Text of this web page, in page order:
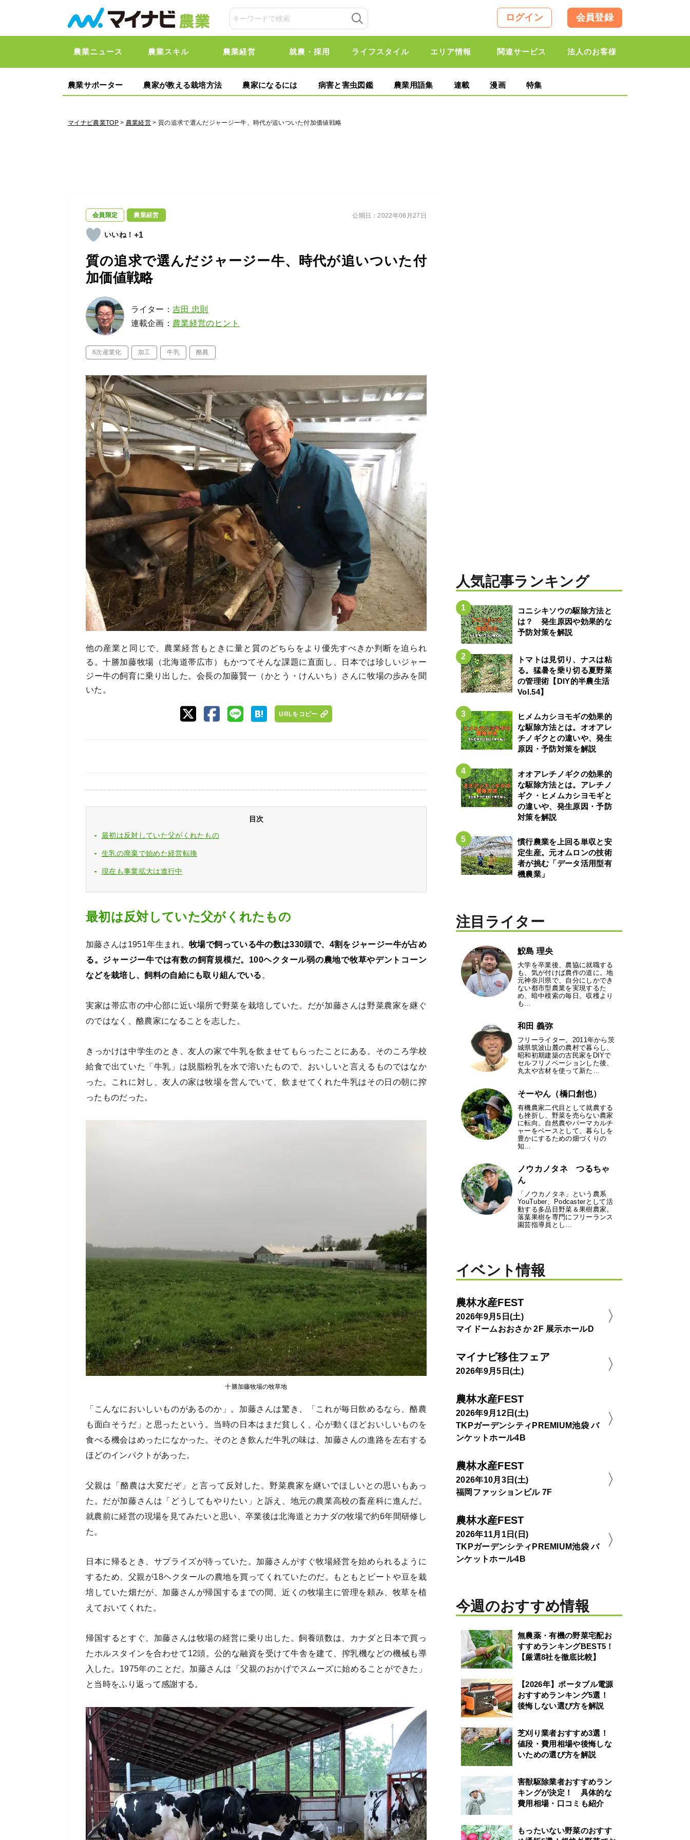
ログイン 会員登録
農業ニュース 農業スキル 農業経営 就農・採用 ライフスタイル エリア情報 関連サービス 法人のお客様
農業サポーター 農家が教える栽培方法 農家になるには 病害と害虫図鑑 農業用語集 連載 漫画 特集
マイナビ農業TOP> 農業経営 > 質の追求で選んだジャージー牛、時代が追いついた付加価値戦略
会員限定 農業経営
+1
質の追求で選んだジャージー牛、時代が追いついた付
加価値戦略
ライター：吉田 忠則
連載企画： 農業経営のヒント
6次産業化 加工 牛乳 酪農
公開日：2022年06月27日
他の産業と同じで、農業経営もときに量と質のどちらをより優先すべきか判断を迫られ
る。十勝加藤牧場（北海道帯広市）もかつてそんな課題に直面し、日本では珍しいジャー
ジー牛の飼育に乗り出した。会長の加藤賢一（かとう・けんいち）さんに牧場の歩みを聞
いた。
URLをコピー
目次
最初は反対していた父がくれたもの
生乳の廃棄で始めた経営転換
現在も事業拡大は進行中
最初は反対していた父がくれたもの
加藤さんは1951年生まれ。牧場で飼っている牛の数は330頭で、4割をジャージー牛が占め
る。ジャージー牛では有数の飼育規模だ。100ヘクタール弱の農地で牧草やデントコーン
などを栽培し、飼料の自給にも取り組んでいる。
実家は帯広市の中心部に近い場所で野菜を栽培していた。だが加藤さんは野菜農家を継ぐ
のではなく、酪農家になることを志した。
きっかけは中学生のとき、友人の家で牛乳を飲ませてもらったことにある。そのころ学校
給食で出ていた「牛乳」は脱脂粉乳を水で溶いたもので、おいしいと言えるものではなか
った。これに対し、友人の家は牧場を営んでいて、飲ませてくれた牛乳はその日の朝に搾
ったものだった。
十勝加藤牧場の牧草地
「こんなにおいしいものがあるのか」。加藤さんは驚き、「これが毎日飲めるなら、酪農
も面白そうだ」と思ったという。当時の日本はまだ貧しく、心が動くほどおいしいものを
食べる機会はめったになかった。そのとき飲んだ牛乳の味は、加藤さんの進路を左右する
ほどのインパクトがあった。
父親は「酪農は大変だぞ」と言って反対した。野菜農家を継いでほしいとの思いもあっ
た。だが加藤さんは「どうしてもやりたい」と訴え、地元の農業高校の畜産科に進んだ。
就農前に経営の現場を見てみたいと思い、卒業後は北海道とカナダの牧場で約6年間研修し
た。
日本に帰るとき、サプライズが待っていた。加藤さんがすぐ牧場経営を始められるように
するため、父親が18ヘクタールの農地を買ってくれていたのだ。もともとビートや豆を栽
培していた畑だが、加藤さんが帰国するまでの間、近くの牧場主に管理を頼み、牧草を植
えておいてくれた。
帰国するとすぐ、加藤さんは牧場の経営に乗り出した。飼養頭数は、カナダと日本で買っ
たホルスタインを合わせて12頭。公的な融資を受けて牛舎を建て、搾乳機などの機械も導
入した。1975年のことだ。加藤さんは「父親のおかげでスムーズに始めることができた」
と当時をふり返って感謝する。
人気記事ランキング
コニシキソウの駆除方法と
は？ 発生原因や効果的な
予防対策を解説
トマトは見切り、ナスは粘
る。猛暑を乗り切る夏野菜
の管理術【DIY的半農生活
Vol.54】
ヒメムカシヨモギの効果的
な駆除方法とは。オオアレ
チノギクとの違いや、発生
原因・予防対策を解説
オオアレチノギクの効果的
な駆除方法とは。アレチノ
ギク・ヒメムカシヨモギと
の違いや、発生原因・予防
対策を解説
慣行農業を上回る単収と安
定生産。元オムロンの技術
者が挑む「データ活用型有
機農業」
注目ライター
鮫島 理央
大学を卒業後、農協に就職する
も、気が付けば農作の道に。地
元神奈川県で、自分にしかでき
ない都市型農業を実現するた
め、暗中模索の毎日。収穫より
も…
和田 義弥
フリーライター。2011年から茨
城県筑波山麓の農村で暮らし、
昭和初期建築の古民家をDIYで
セルフリノベーションした後、
丸太や古材を使って新た…
そーやん（橋口創也）
有機農家二代目として就農する
も挫折し、野菜を売らない農家
に転向。自然農やパーマカルチ
ャーをベースとして、暮らしを
豊かにするための畑づくりの
知…
ノウカノタネ つるちゃ
ん
「ノウカノタネ」という農系
YouTuber、Podcasterとして活
動する多品目野菜＆果樹農家。
落葉果樹を専門にフリーランス
園芸指導員とし…
イベント情報
農林水産FEST
2026年9月5日(土)
マイドームおおさか 2F 展示ホールD
マイナビ移住フェア
2026年9月5日(土)
農林水産FEST
2026年9月12日(土)
TKPガーデンシティPREMIUM池袋 バ
ンケットホール4B
農林水産FEST
2026年10月3日(土)
福岡ファッションビル 7F
農林水産FEST
2026年11月1日(日)
TKPガーデンシティPREMIUM池袋 バ
ンケットホール4B
今週のおすすめ情報
無農薬・有機の野菜宅配お
すすめランキングBEST5！
【厳選8社を徹底比較】
【2026年】ポータブル電源
おすすめランキング5選！
後悔しない選び方を解説
芝刈り業者おすすめ3選！
値段・費用相場や後悔しな
いための選び方を解説
害獣駆除業者おすすめラン
キングが決定！ 具体的な
費用相場・口コミも紹介
もったいない野菜のおすす